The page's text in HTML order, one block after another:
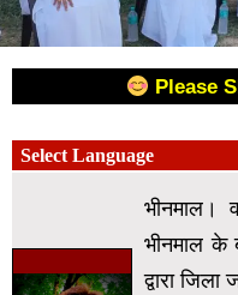
Please
भीनमाल।
भीनमाल के
द्वारा